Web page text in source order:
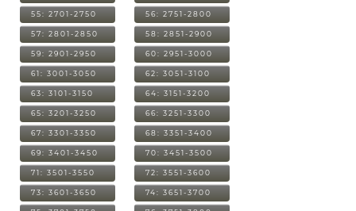
55: 2701-2750 56: 2751-2800
57: 2801-2850 58: 2851-2900
59: 2901-2950 60: 2951-3000
61: 3001-3050 62: 3051-3100
63: 3101-3150 64: 3151-3200
65: 3201-3250 66: 3251-3300
67: 3301-3350 68: 3351-3400
69: 3401-3450 70: 3451-3500
71: 3501-3550 72: 3551-3600
73: 3601-3650 74: 3651-3700